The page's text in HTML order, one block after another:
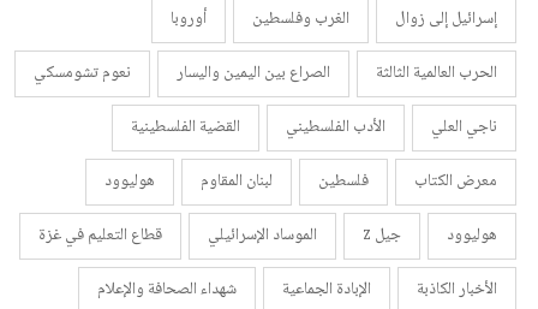
إسرائيل إلى زوال
الغرب وفلسطين
أوروبا
الحرب العالمية الثالثة
الصراع بين اليمين واليسار
نعوم تشومسكي
ناجي العلي
الأدب الفلسطيني
القضية الفلسطينية
معرض الكتاب
فلسطين لبنان المقاوم
هوليوود
هوليوود
جيل z الموساد الإسرائيلي
قطاع التعليم في غزة
الأخبار الكاذبة
الإبادة الجماعية
شهداء الصحافة والإعلام